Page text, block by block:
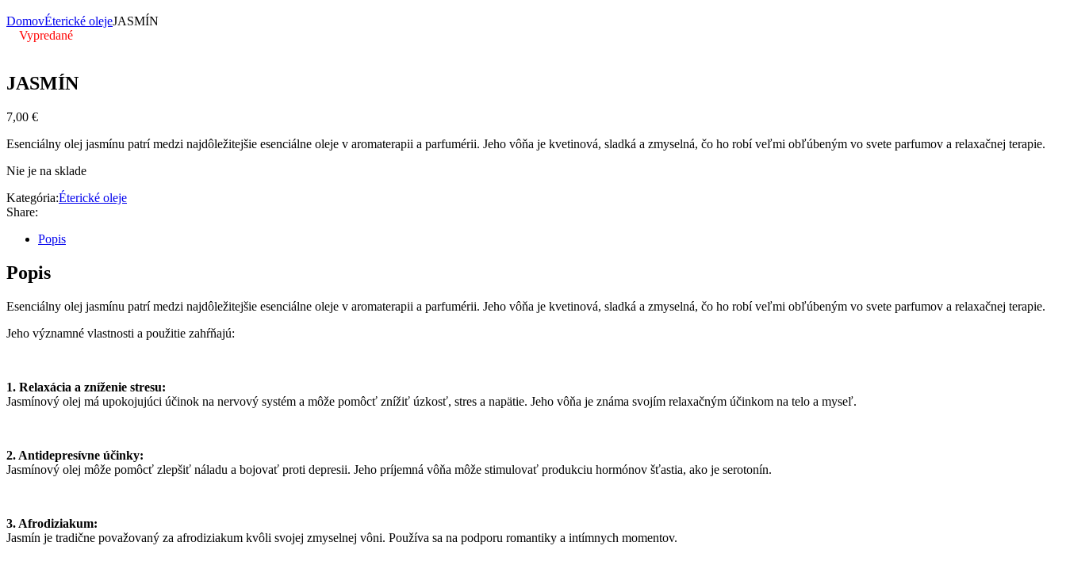
DomovÉterické olejeJASMÍN
Vypredané
JASMÍN
7,00 €
Esenciálny olej jasmínu patrí medzi najdôležitejšie esenciálne oleje v aromaterapii a parfumérii. Jeho vôňa je kvetinová, sladká a zmyselná, čo ho robí veľmi obľúbeným vo svete parfumov a relaxačnej terapie.
Nie je na sklade
Kategória:Éterické oleje
Share:
Popis
Popis
Esenciálny olej jasmínu patrí medzi najdôležitejšie esenciálne oleje v aromaterapii a parfumérii. Jeho vôňa je kvetinová, sladká a zmyselná, čo ho robí veľmi obľúbeným vo svete parfumov a relaxačnej terapie.
Jeho významné vlastnosti a použitie zahŕňajú:
1. Relaxácia a zníženie stresu:
Jasmínový olej má upokojujúci účinok na nervový systém a môže pomôcť znížiť úzkosť, stres a napätie. Jeho vôňa je známa svojím relaxačným účinkom na telo a myseľ.
2. Antidepresívne účinky:
Jasmínový olej môže pomôcť zlepšiť náladu a bojovať proti depresii. Jeho príjemná vôňa môže stimulovať produkciu hormónov šťastia, ako je serotonín.
3. Afrodiziakum:
Jasmín je tradične považovaný za afrodiziakum kvôli svojej zmyselnej vôni. Používa sa na podporu romantiky a intímnych momentov.